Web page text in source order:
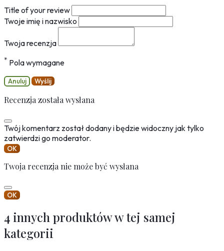
Title of your review
Twoje imię i nazwisko
Twoja recenzja
* Pola wymagane
Anuluj Wyślij
Recenzja została wysłana
Twój komentarz został dodany i będzie widoczny jak tylko
zatwierdzi go moderator.
OK
Twoja recenzja nie może być wysłana
OK
4 innych produktów w tej samej
kategorii